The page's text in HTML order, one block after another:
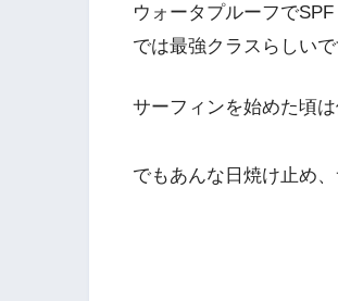
ウォータプルーフで
では最強クラスらしいで
サーフィンを始めた頃
でもあんな日焼け止め